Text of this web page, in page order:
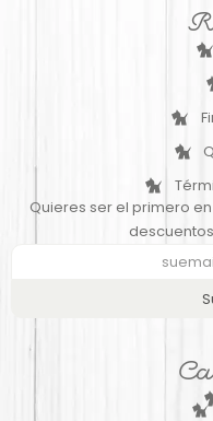
Quieres ser el primero